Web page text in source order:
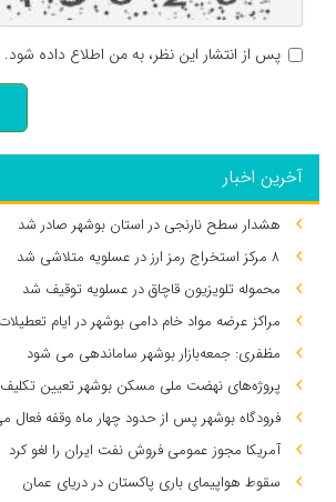
پس از انتشار این نظر، به من اطلاع داده شود.
آخرین اخبار
هشدار سطح نارنجی در استان بوشهر صادر شد
۸ مرکز استخراج رمز ارز در عسلویه متلاشی شد
محموله تلویزیون قاچاق در عسلویه توقیف شد
مراکز عرضه مواد خام دامی بوشهر در ایام
مظفری: جمعه‌بازار بوشهر ساماندهی می‌ شود
پروژه‌های نهضت ملی مسکن بوشهر تعیین
فرودگاه بوشهر پس از حدود چهار ماه وقفه فعال
آمریکا مجوز عمومی فروش نفت ایران را لغو کرد
سقوط هواپیمای باری پاکستان در دریای عمان